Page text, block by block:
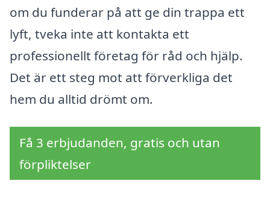
om du funderar på att ge din trappa ett
lyft, tveka inte att kontakta ett
professionellt företag för råd och hjälp.
Det är ett steg mot att förverkliga det
hem du alltid drömt om.
Få 3 erbjudanden, gratis och utan
förpliktelser